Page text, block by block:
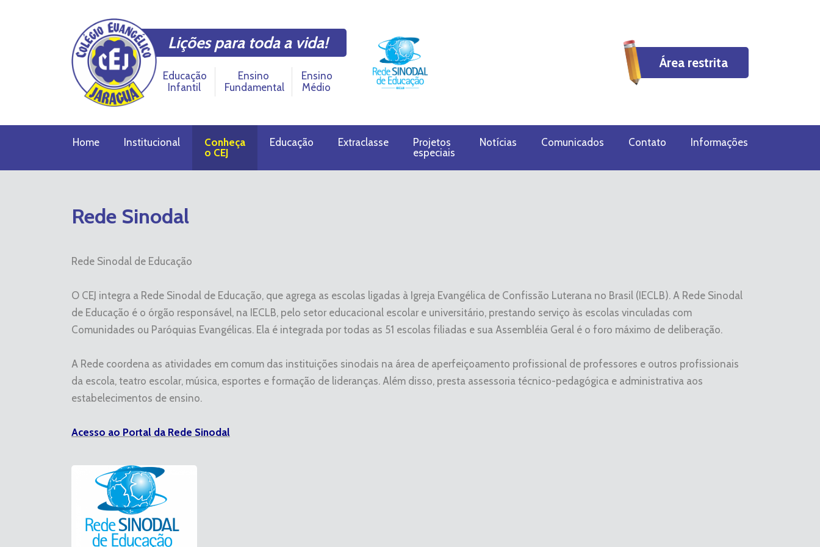
Lições para toda a vida!
Educação
Infantil
Ensino
Fundamental
Ensino
Médio
Área restrita
Home Institucional
Conheça
o CEJ
Educação Extraclasse
Projetos
especiais
Notícias Comunicados Contato Informações
Rede Sinodal
Rede Sinodal de Educação
O CEJ integra a Rede Sinodal de Educação, que agrega as escolas ligadas à Igreja Evangélica de Confissão Luterana no Brasil (IECLB). A Rede Sinodal
de Educação é o órgão responsável, na IECLB, pelo setor educacional escolar e universitário, prestando serviço às escolas vinculadas com
Comunidades ou Paróquias Evangélicas. Ela é integrada por todas as 51 escolas filiadas e sua Assembléia Geral é o foro máximo de deliberação.
A Rede coordena as atividades em comum das instituições sinodais na área de aperfeiçoamento profissional de professores e outros profissionais
da escola, teatro escolar, música, esportes e formação de lideranças. Além disso, presta assessoria técnico-pedagógica e administrativa aos
estabelecimentos de ensino.
Acesso ao Portal da Rede Sinodal